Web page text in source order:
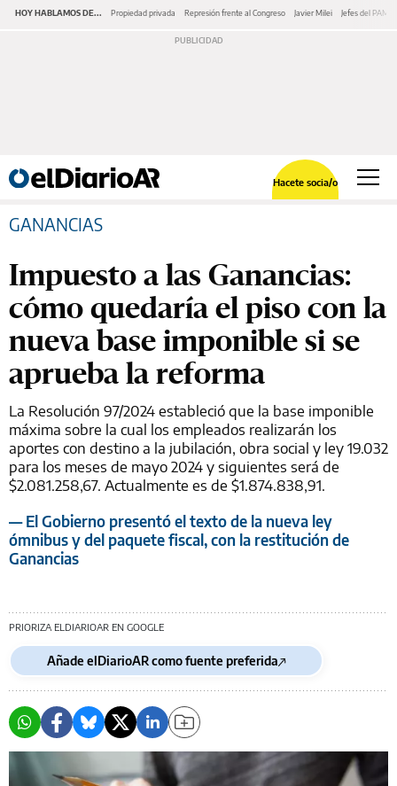
HOY HABLAMOS DE... Propiedad privada Represión frente al Congreso Javier Milei Jefes del PAMI
Hacete socia/o
GANANCIAS
Impuesto a las Ganancias:
cómo quedaría el piso con la
nueva base imponible si se
aprueba la reforma
La Resolución 97/2024 estableció que la base imponible
máxima sobre la cual los empleados realizarán los
aportes con destino a la jubilación, obra social y ley 19.032
para los meses de mayo 2024 y siguientes será de
$2.081.258,67. Actualmente es de $1.874.838,91.
— El Gobierno presentó el texto de la nueva ley
ómnibus y del paquete fiscal, con la restitución de
Ganancias
PRIORIZA ELDIARIOAR EN GOOGLE
Añade elDiarioAR como fuente preferida